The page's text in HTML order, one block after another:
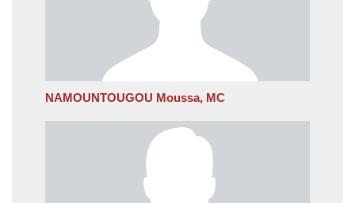
NAMOUNTOUGOU Moussa, MC